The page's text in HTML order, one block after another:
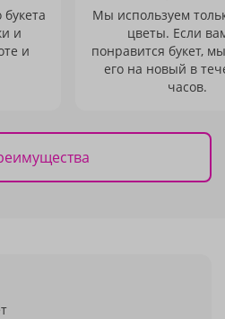
и
и
Мы используем
цветы. Если
понравится букет,
его на новый в
часов.